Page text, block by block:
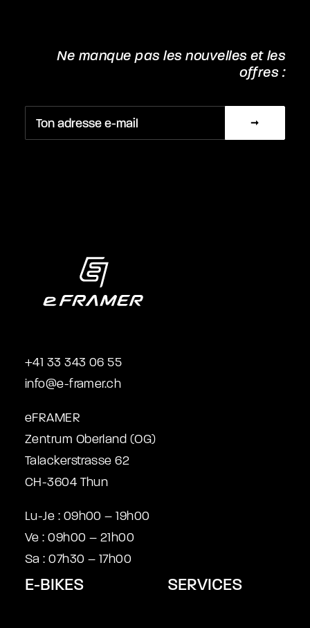
Ne manque pas les nouvelles et les
offres :
+41 33 343 06 55
info@e-framer.ch
eFRAMER
Zentrum Oberland (OG)
Talackerstrasse 62
CH-3604 Thun
Lu-Je : 09h00 – 19h00
Ve : 09h00 – 21h00
Sa : 07h30 – 17h00
E-BIKES SERVICES